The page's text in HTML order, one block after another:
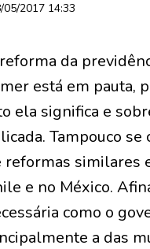
2017 14:33
da
está em pauta,
ela significa e
Tampouco
reformas similares
e no México.
como o
a das